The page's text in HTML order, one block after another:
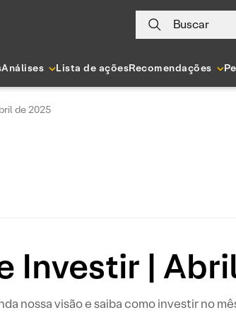
Buscar
Análises Lista de açõesRecomendações
de 2025
Investir |
nossa visão e saiba como investir no